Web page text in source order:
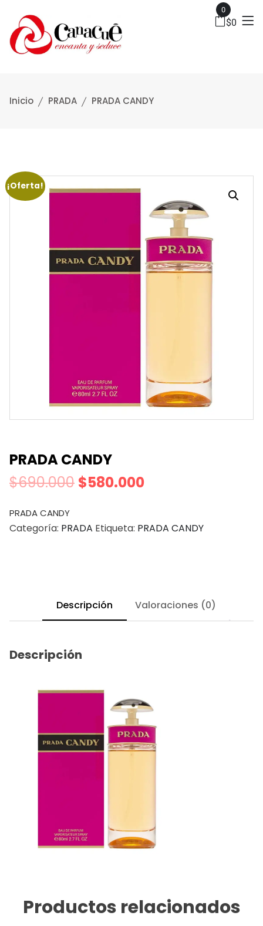
0
$0
Inicio PRADA PRADA CANDY
¡Oferta!
PRADA CANDY
$690.000 $580.000
PRADA CANDY
Categoría: PRADA Etiqueta: PRADA CANDY
Descripción Valoraciones (0)
Descripción
Productos relacionados